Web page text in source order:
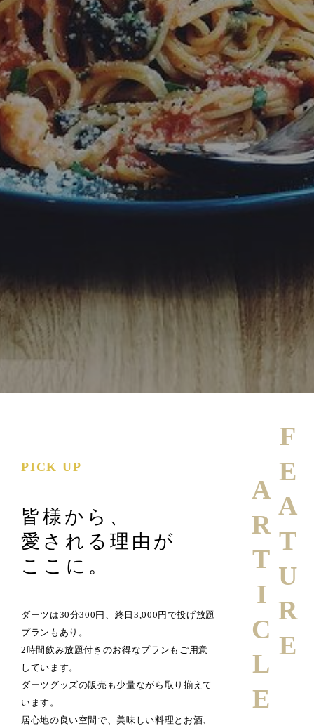
PICK UP
皆様から、
愛される理由が
ここに。
ダーツは30分300円、終日3,000円で投げ放題
プランもあり。
2時間飲み放題付きのお得なプランもご用意
しています。
ダーツグッズの販売も少量ながら取り揃えて
います。
居心地の良い空間で、美味しい料理とお酒、
FEATURE
ARTICLE